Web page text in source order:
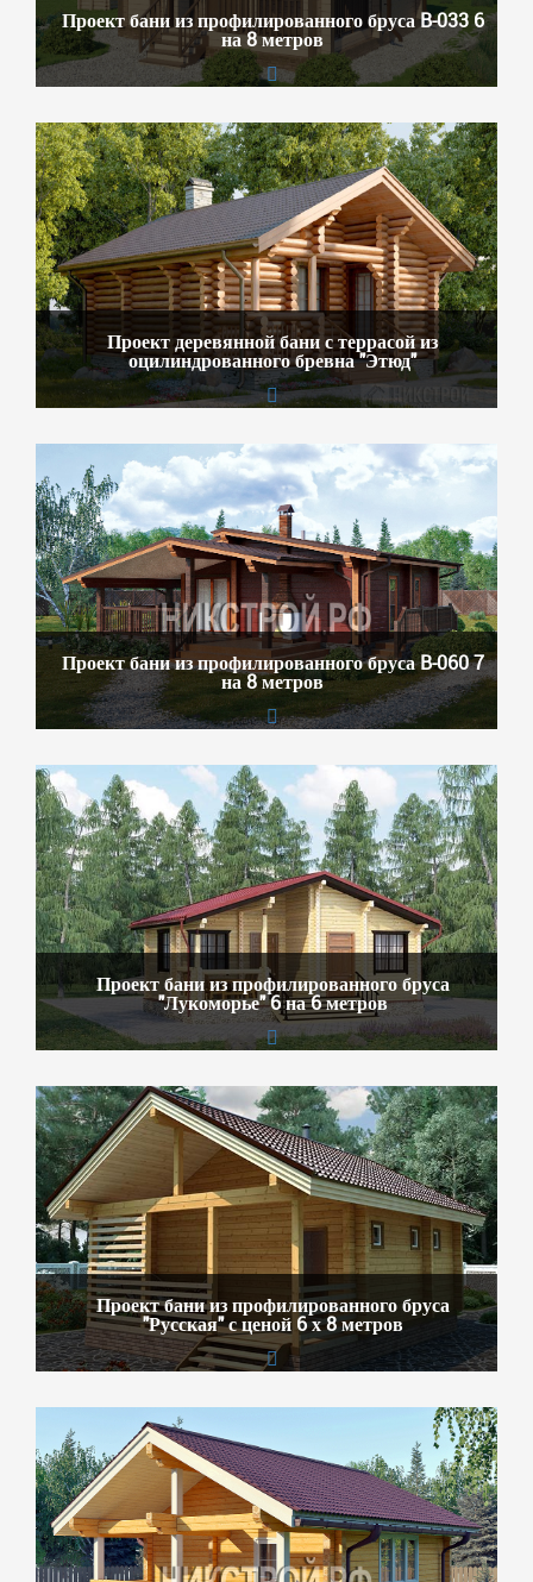
Проект бани из профилированного бруса B-033 6
на 8 метров
Проект деревянной бани с террасой из
оцилиндрованного бревна "Этюд"
Проект бани из профилированного бруса B-060 7
на 8 метров
Проект бани из профилированного бруса
"Лукоморье" 6 на 6 метров
Проект бани из профилированного бруса
"Русская" с ценой 6 х 8 метров